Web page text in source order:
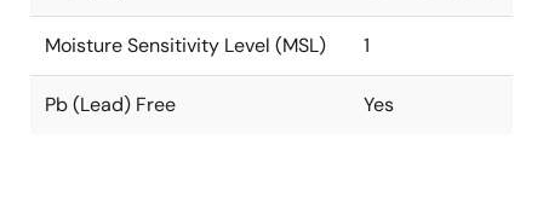
Moisture Sensitivity Level (MSL) 1
Pb (Lead) Free Yes